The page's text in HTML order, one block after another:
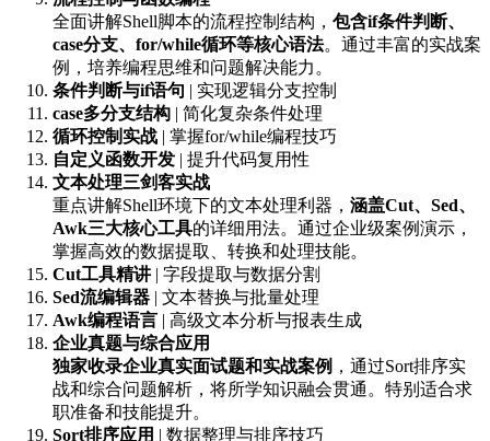
全面讲解Shell脚本的流程控制结构， 包含if条件判断、
case分支、for/while循环等核心语法。通过丰富的实战案
例，培养编程思维和问题解决能力。
条件判断与if语句 | 实现逻辑分支控制
case多分支结构 | 简化复杂条件处理
循环控制实战 | 掌握for/while编程技巧
自定义函数开发 | 提升代码复用性
文本处理三剑客实战
重点讲解Shell环境下的文本处理利器， 涵盖Cut、Sed、
Awk三大核心工具的详细用法。通过企业级案例演示，
掌握高效的数据提取、转换和处理技能。
Cut工具精讲| 字段提取与数据分割
Sed流编辑器 | 文本替换与批量处理
Awk编程语言 | 高级文本分析与报表生成
企业真题与综合应用
独家收录企业真实面试题和实战案例 ，通过Sort排序实
战和综合问题解析，将所学知识融会贯通。特别适合求
职准备和技能提升。
Sort排序应用 | 数据整理与排序技巧